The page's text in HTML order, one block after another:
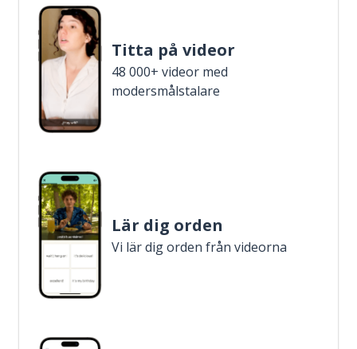
Titta på videor
48 000+ videor med
modersmålstalare
Lär dig orden
Vi lär dig orden från videorna